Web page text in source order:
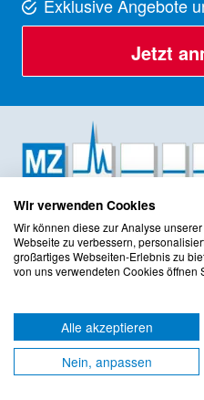
Exklusive Angebote
Jetzt
MZ-Analysentechnik GmbH
Barcelona-Allee 17
D-55129Mainz
E-Mail: esales@mz-at.de
Folgen Sie uns
Wir verwenden Cookies
Wir können diese zur Analyse
Webseite zu verbessern,
großartiges Webseiten-Erlebnis zu
von uns verwendeten Cookies öffnen
Alle akzeptieren
Nein, anpassen